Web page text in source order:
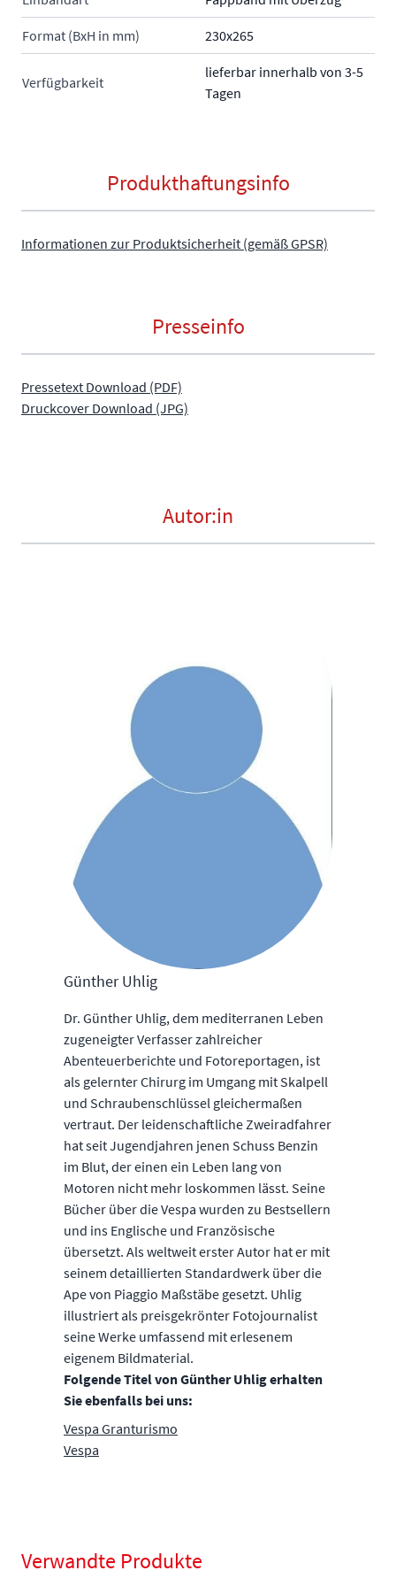
Format (BxH in mm) 230x265
Verfügbarkeit
lieferbar innerhalb von 3-5
Tagen
Produkthaftungsinfo
Informationen zur Produktsicherheit (gemäß GPSR)
Presseinfo
Pressetext Download (PDF)
Druckcover Download (JPG)
Autor:in
Günther Uhlig
Dr. Günther Uhlig, dem mediterranen Leben
zugeneigter Verfasser zahlreicher
Abenteuerberichte und Fotoreportagen, ist
als gelernter Chirurg im Umgang mit Skalpell
und Schraubenschlüssel gleichermaßen
vertraut. Der leidenschaftliche Zweiradfahrer
hat seit Jugendjahren jenen Schuss Benzin
im Blut, der einen ein Leben lang von
Motoren nicht mehr loskommen lässt. Seine
Bücher über die Vespa wurden zu Bestsellern
und ins Englische und Französische
übersetzt. Als weltweit erster Autor hat er mit
seinem detaillierten Standardwerk über die
Ape von Piaggio Maßstäbe gesetzt. Uhlig
illustriert als preisgekrönter Fotojournalist
seine Werke umfassend mit erlesenem
eigenem Bildmaterial.
Folgende Titel von Günther Uhlig erhalten
Sie ebenfalls bei uns:
Vespa Granturismo
Vespa
Verwandte Produkte